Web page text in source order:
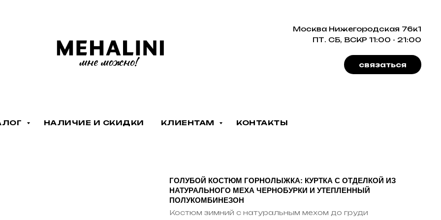
Москва Нижегородская 76к1
ПТ. СБ, ВСКР 11:00 - 21:00
связаться
НАЛИЧИЕ И СКИДКИ КЛИЕНТАМ КОНТАКТЫ
ГОЛУБОЙ КОСТЮМ ГОРНОЛЫЖКА: КУРТКА С ОТДЕЛКОЙ ИЗ
НАТУРАЛЬНОГО МЕХА ЧЕРНОБУРКИ И УТЕПЛЕННЫЙ
ПОЛУКОМБИНЕЗОН
Костюм зимний с натуральным мехом до груди